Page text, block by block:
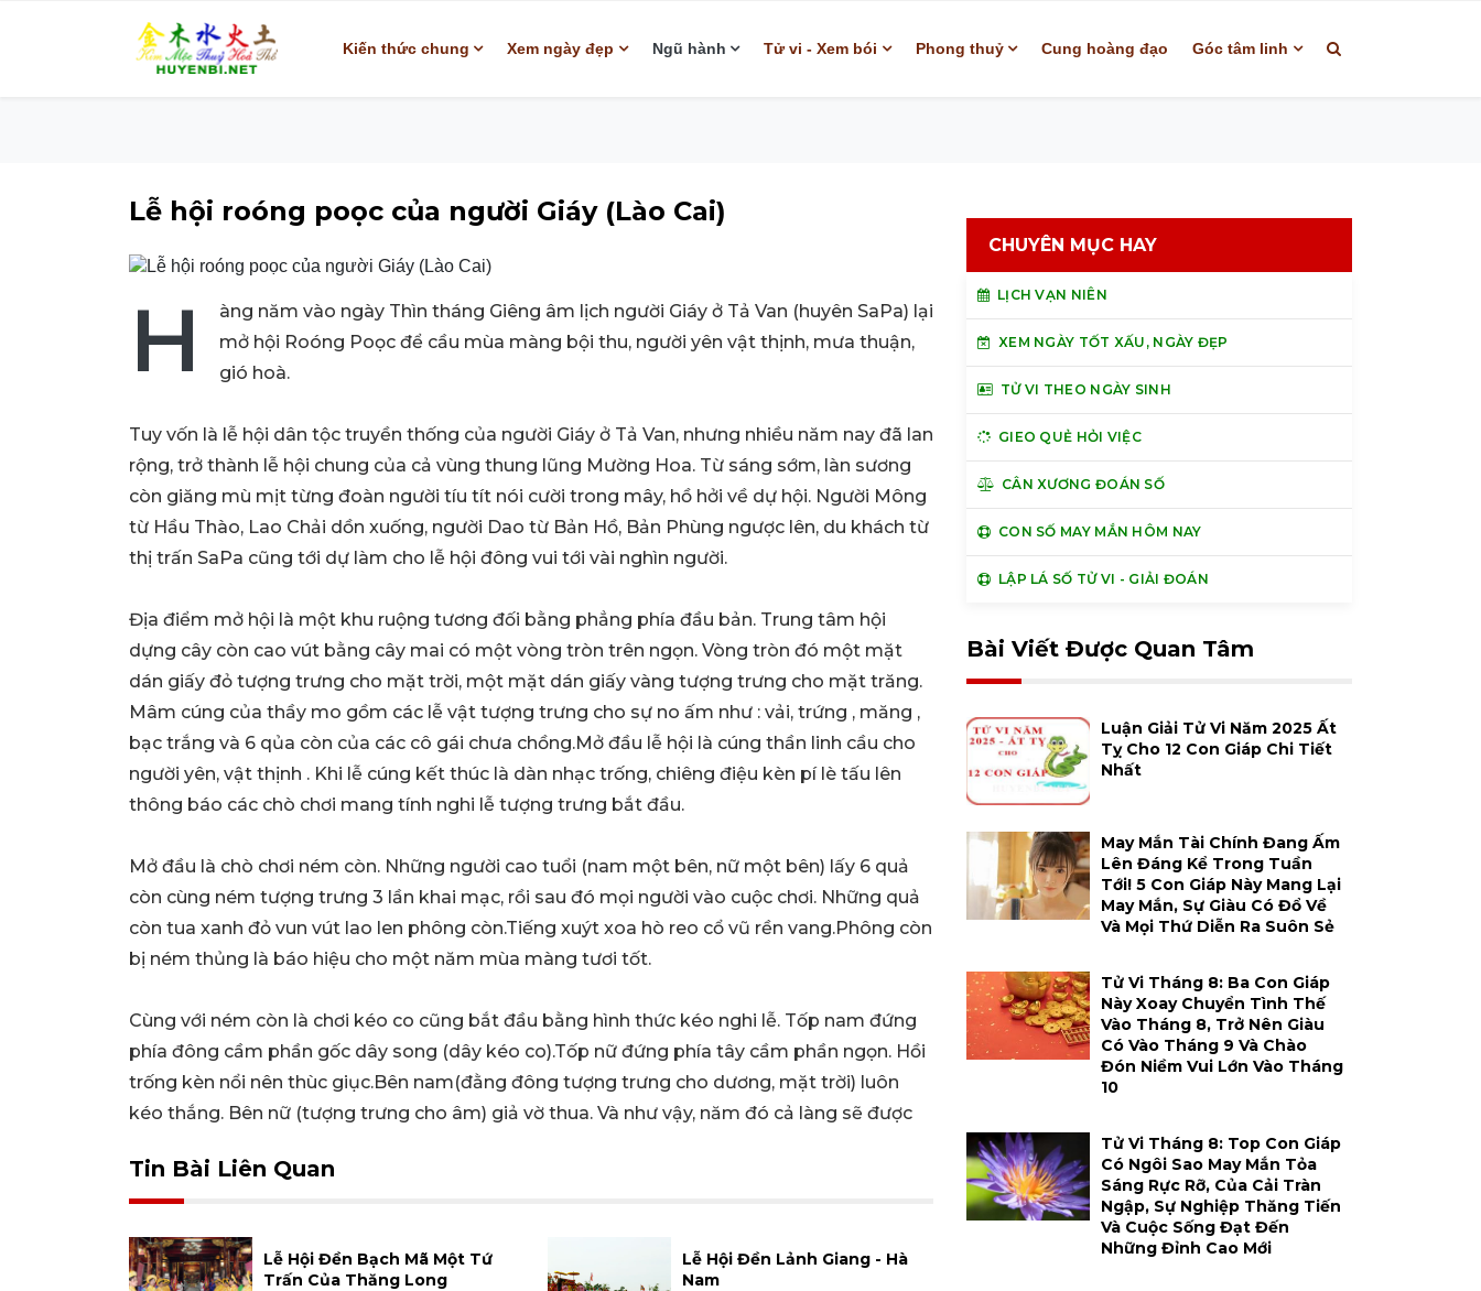
Kiến thức chung Xem ngày đẹp Ngũ hành Tử vi - Xem bói Phong thuỷ Cung hoàng đạo Góc tâm linh
Lễ hội roóng poọc của người Giáy (Lào Cai)
H
àng năm vào ngày Thìn tháng Giêng âm lịch người Giáy ở Tả Van (huyên SaPa) lại
mở hội Roóng Poọc để cầu mùa màng bội thu, người yên vật thịnh, mưa thuận,
gió hoà.
Tuy vốn là lễ hội dân tộc truyền thống của người Giáy ở Tả Van, nhưng nhiều năm nay đã lan
rộng, trở thành lễ hội chung của cả vùng thung lũng Mường Hoa. Từ sáng sớm, làn sương
còn giăng mù mịt từng đoàn người tíu tít nói cười trong mây, hồ hởi về dự hội. Người Mông
từ Hầu Thào, Lao Chải dồn xuống, người Dao từ Bản Hồ, Bản Phùng ngược lên, du khách từ
thị trấn SaPa cũng tới dự làm cho lễ hội đông vui tới vài nghìn người.
Địa điểm mở hội là một khu ruộng tương đối bằng phẳng phía đầu bản. Trung tâm hội
dựng cây còn cao vút bằng cây mai có một vòng tròn trên ngọn. Vòng tròn đó một mặt
dán giấy đỏ tượng trưng cho mặt trời, một mặt dán giấy vàng tượng trưng cho mặt trăng.
Mâm cúng của thầy mo gồm các lễ vật tượng trưng cho sự no ấm như : vải, trứng , măng ,
bạc trắng và 6 qủa còn của các cô gái chưa chồng.Mở đầu lễ hội là cúng thần linh cầu cho
người yên, vật thịnh . Khi lễ cúng kết thúc là dàn nhạc trống, chiêng điệu kèn pí lè tấu lên
thông báo các chò chơi mang tính nghi lễ tượng trưng bắt đầu.
Mở đầu là chò chơi ném còn. Những người cao tuổi (nam một bên, nữ một bên) lấy 6 quả
còn cùng ném tượng trưng 3 lần khai mạc, rồi sau đó mọi người vào cuộc chơi. Những quả
còn tua xanh đỏ vun vút lao len phông còn.Tiếng xuýt xoa hò reo cổ vũ rền vang.Phông còn
bị ném thủng là báo hiệu cho một năm mùa màng tươi tốt.
Cùng với ném còn là chơi kéo co cũng bắt đầu bằng hình thức kéo nghi lễ. Tốp nam đứng
phía đông cầm phần gốc dây song (dây kéo co).Tốp nữ đứng phía tây cầm phần ngọn. Hồi
trống kèn nổi nên thùc giục.Bên nam(đằng đông tượng trưng cho dương, mặt trời) luôn
kéo thắng. Bên nữ (tượng trưng cho âm) giả vờ thua. Và như vậy, năm đó cả làng sẽ được
Tin Bài Liên Quan
Lễ Hội Đền Bạch Mã Một Tứ
Trấn Của Thăng Long
Lễ Hội Đền Lảnh Giang - Hà
Nam
CHUYÊN MỤC HAY
LỊCH VẠN NIÊN
XEM NGÀY TỐT XẤU, NGÀY ĐẸP
TỬ VI THEO NGÀY SINH
GIEO QUẺ HỎI VIỆC
CÂN XƯƠNG ĐOÁN SỐ
CON SỐ MAY MẮN HÔM NAY
LẬP LÁ SỐ TỬ VI - GIẢI ĐOÁN
Bài Viết Được Quan Tâm
Luận Giải Tử Vi Năm 2025 Ất
Tỵ Cho 12 Con Giáp Chi Tiết
Nhất
May Mắn Tài Chính Đang Ấm
Lên Đáng Kể Trong Tuần
Tới! 5 Con Giáp Này Mang Lại
May Mắn, Sự Giàu Có Đổ Về
Và Mọi Thứ Diễn Ra Suôn Sẻ
Tử Vi Tháng 8: Ba Con Giáp
Này Xoay Chuyển Tình Thế
Vào Tháng 8, Trở Nên Giàu
Có Vào Tháng 9 Và Chào
Đón Niềm Vui Lớn Vào Tháng
10
Tử Vi Tháng 8: Top Con Giáp
Có Ngôi Sao May Mắn Tỏa
Sáng Rực Rỡ, Của Cải Tràn
Ngập, Sự Nghiệp Thăng Tiến
Và Cuộc Sống Đạt Đến
Những Đỉnh Cao Mới